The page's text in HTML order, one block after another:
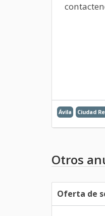
Ávila Ciudad
Otros
Oferta de